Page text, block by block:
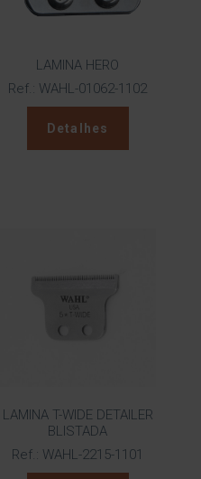
LAMINA HERO
Ref.: WAHL-01062-1102
Detalhes
LAMINA T-WIDE DETAILER
BLISTADA
Ref.: WAHL-2215-1101